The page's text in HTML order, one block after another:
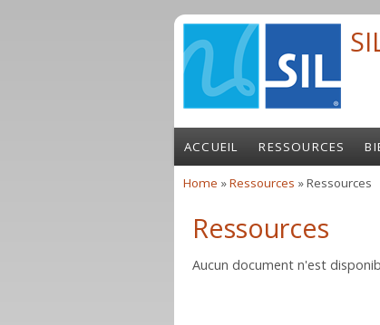
ACCUEIL RESSOURCES
Home »Ressources » Ressources
Ressources
Aucun document n'est